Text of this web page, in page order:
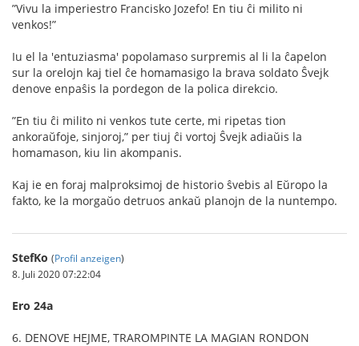
”Vivu la imperiestro Francisko Jozefo! En tiu ĉi milito ni
venkos!”
Iu el la 'entuziasma' popolamaso surpremis al li la ĉapelon
sur la orelojn kaj tiel ĉe homamasigo la brava soldato Ŝvejk
denove enpaŝis la pordegon de la polica direkcio.
”En tiu ĉi milito ni venkos tute certe, mi ripetas tion
ankoraŭfoje, sinjoroj,” per tiuj ĉi vortoj Ŝvejk adiaŭis la
homamason, kiu lin akompanis.
Kaj ie en foraj malproksimoj de historio ŝvebis al Eŭropo la
fakto, ke la morgaŭo detruos ankaŭ planojn de la nuntempo.
StefKo (Profil anzeigen)
8. Juli 2020 07:22:04
Ero 24a
6. DENOVE HEJME, TRAROMPINTE LA MAGIAN RONDON